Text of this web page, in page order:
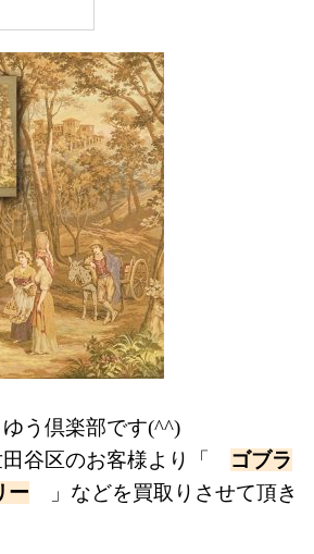
う倶楽部です(^^)
谷区のお客様より「 ゴブラ
ー 」などを買取りさせて頂き